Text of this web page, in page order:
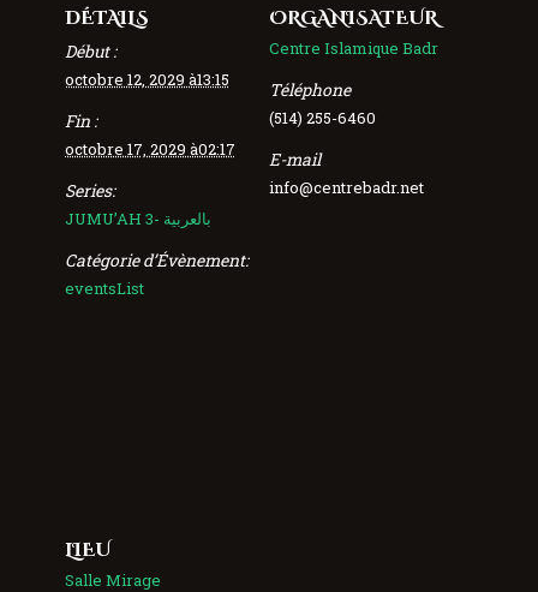
DÉTAILS
Début :
octobre 12, 2029 à13:15
Fin :
octobre 17, 2029 à02:17
Series:
JUMU’AH 3- بالعربية
Catégorie d’Évènement:
eventsList
ORGANISATEUR
Centre Islamique Badr
Téléphone
(514) 255-6460
E-mail
info@centrebadr.net
LIEU
Salle Mirage